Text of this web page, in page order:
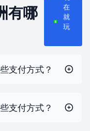
有哪
現
在
就
支付方式？
支付方式？